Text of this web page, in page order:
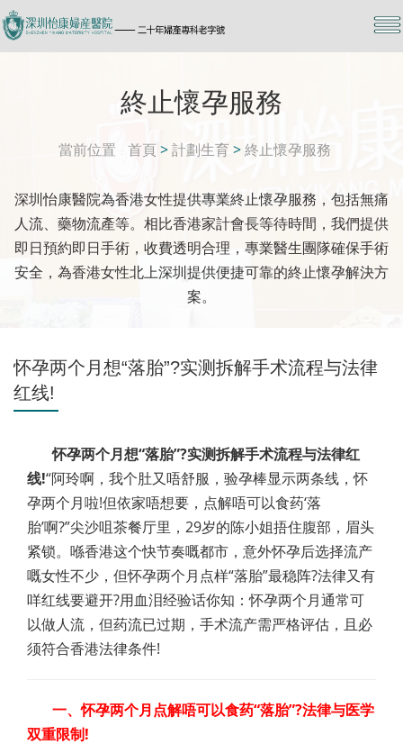
終止懷孕服務
當前位置 首頁 >計劃生育>終止懷孕服務
深圳怡康醫院為香港女性提供專業終止懷孕服務，包括無痛
人流、藥物流產等。相比香港家計會長等待時間，我們提供
即日預約即日手術，收費透明合理，專業醫生團隊確保手術
安全，為香港女性北上深圳提供便捷可靠的終止懷孕解決方
案。
怀孕两个月想“落胎”?实测拆解手术流程与法律
红线!
怀孕两个月想“落胎”?实测拆解手术流程与法律红
线!“阿玲啊，我个肚又唔舒服，验孕棒显示两条线，怀
孕两个月啦!但依家唔想要，点解唔可以食药‘落
胎’啊?”尖沙咀茶餐厅里，29岁的陈小姐捂住腹部，眉头
紧锁。喺香港这个快节奏嘅都市，意外怀孕后选择流产
嘅女性不少，但怀孕两个月点样“落胎”最稳阵?法律又有
咩红线要避开?用血泪经验话你知：怀孕两个月通常可
以做人流，但药流已过期，手术流产需严格评估，且必
须符合香港法律条件!
一、怀孕两个月点解唔可以食药“落胎”?法律与医学
双重限制!